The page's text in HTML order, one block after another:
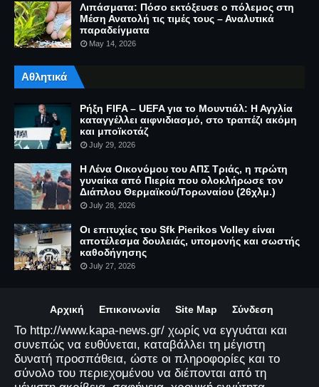
Λιπάσματα: Πόσο εκτόξευσε ο πόλεμος στη
Μέση Ανατολή τις τιμές τους – Αναλυτικά
παραδείγματα
May 14, 2026
Αθλητικά
Ρήξη FIFA – UEFA για το Μουντιάλ: Η Αγγλία
καταγγέλλει αιφνιδιασμό, στο τραπέζι ακόμη
και μποϊκοτάζ
July 29, 2026
Η Λένα Οικονόμου του ΑΠΣ Τριάς, η πρώτη
γυναίκα από Πιερία που ολοκλήρωσε τον
Διάπλου Θερμαϊκού/Τορωναίου (26χλμ.)
July 28, 2026
Οι επιτυχίες του Sfk Pierikos Volley είναι
αποτέλεσμα δουλειάς, υπομονής και σωστής
καθοδήγησης
July 27, 2026
Αρχική Επικοινωνία Site Map Σύνδεση
Το http://www.kapa-news.gr/ χωρίς να εγγυάται και
συνεπώς να ευθύνεται, καταβάλλει τη μέγιστη
δυνατή προσπάθεια, ώστε οι πληροφορίες και το
σύνολο του περιεχομένου να διέπονται από τη